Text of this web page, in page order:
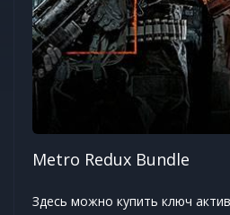
Metro Redux Bundle
Здесь можно купить ключ